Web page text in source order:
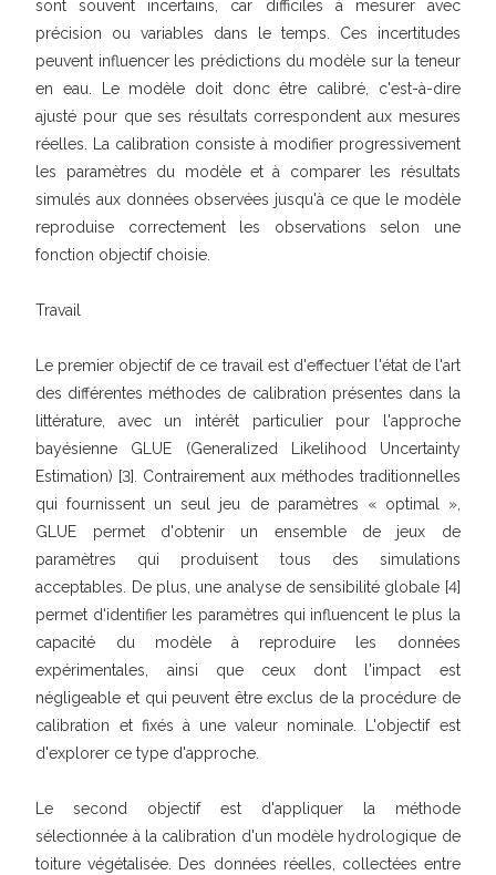
sont souvent incertains, car difficiles à mesurer avec
précision ou variables dans le temps. Ces incertitudes
peuvent influencer les prédictions du modèle sur la teneur
en eau. Le modèle doit donc être calibré, c'est-à-dire
ajusté pour que ses résultats correspondent aux mesures
réelles. La calibration consiste à modifier progressivement
les paramètres du modèle et à comparer les résultats
simulés aux données observées jusqu'à ce que le modèle
reproduise correctement les observations selon une
fonction objectif choisie.
Travail
Le premier objectif de ce travail est d'effectuer l'état de l'art
des différentes méthodes de calibration présentes dans la
littérature, avec un intérêt particulier pour l'approche
bayésienne GLUE (Generalized Likelihood Uncertainty
Estimation) [3]. Contrairement aux méthodes traditionnelles
qui fournissent un seul jeu de paramètres « optimal »,
GLUE permet d'obtenir un ensemble de jeux de
paramètres qui produisent tous des simulations
acceptables. De plus, une analyse de sensibilité globale [4]
permet d'identifier les paramètres qui influencent le plus la
capacité du modèle à reproduire les données
expérimentales, ainsi que ceux dont l'impact est
négligeable et qui peuvent être exclus de la procédure de
calibration et fixés à une valeur nominale. L'objectif est
d'explorer ce type d'approche.
Le second objectif est d'appliquer la méthode
sélectionnée à la calibration d'un modèle hydrologique de
toiture végétalisée. Des données réelles, collectées entre